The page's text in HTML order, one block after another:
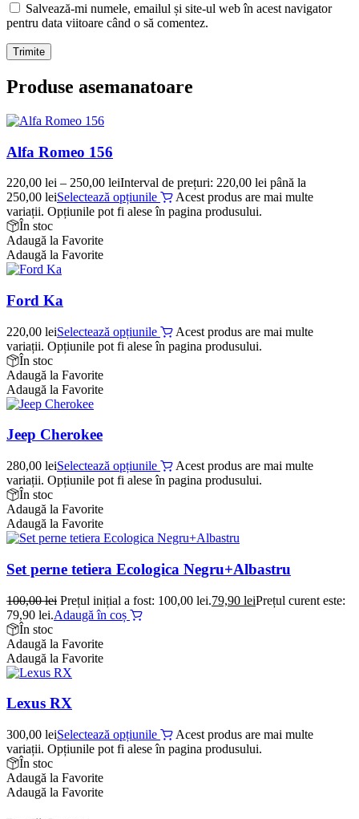
Salvează-mi numele, emailul și site-ul web în acest navigator
pentru data viitoare când o să comentez.
Produse asemanatoare
Alfa Romeo 156
220,00 lei – 250,00 leiInterval de prețuri: 220,00 lei până la
250,00 leiSelectează opțiunile
Acest produs are mai multe
variații. Opțiunile pot fi alese în pagina produsului.
În stoc
Adaugă la Favorite
Adaugă la Favorite
Ford Ka
220,00 leiSelectează opțiunile
Acest produs are mai multe
variații. Opțiunile pot fi alese în pagina produsului.
În stoc
Adaugă la Favorite
Adaugă la Favorite
Jeep Cherokee
280,00 leiSelectează opțiunile
Acest produs are mai multe
variații. Opțiunile pot fi alese în pagina produsului.
În stoc
Adaugă la Favorite
Adaugă la Favorite
Set perne tetiera Ecologica Negru+Albastru
100,00lei Prețul inițial a fost: 100,00 lei.79,90 leiPrețul curent este:
79,90 lei.Adaugă în coș
În stoc
Adaugă la Favorite
Adaugă la Favorite
Lexus RX
300,00 leiSelectează opțiunile
Acest produs are mai multe
variații. Opțiunile pot fi alese în pagina produsului.
În stoc
Adaugă la Favorite
Adaugă la Favorite